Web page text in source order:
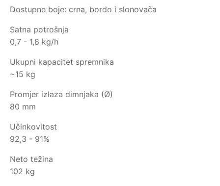
Dostupne boje: crna, bordo i slonovača
Satna potrošnja
0,7 - 1,8 kg/h
Ukupni kapacitet spremnika
~15 kg
Promjer izlaza dimnjaka (Ø)
80 mm
Učinkovitost
92,3 - 91%
Neto težina
102 kg